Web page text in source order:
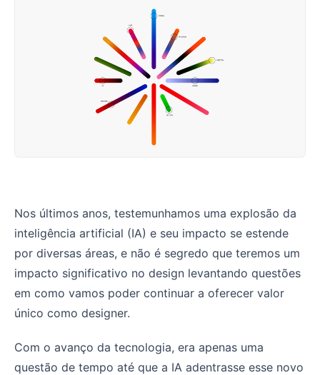
A explosão da IA e massificação do design
Nos últimos anos, testemunhamos uma explosão da
inteligência artificial (IA) e seu impacto se estende
por diversas áreas, e não é segredo que teremos um
impacto significativo no design levantando questões
em como vamos poder continuar a oferecer valor
único como designer.
Com o avanço da tecnologia, era apenas uma
questão de tempo até que a IA adentrasse esse novo